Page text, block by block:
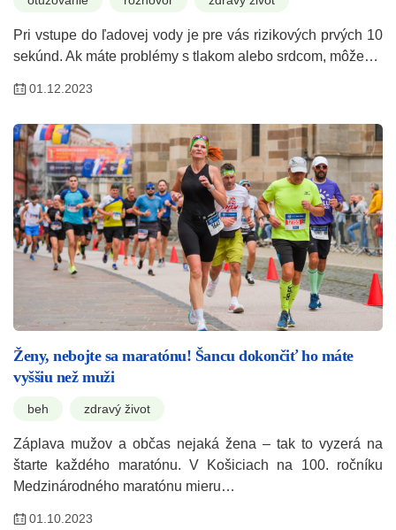
Pri vstupe do ľadovej vody je pre vás rizikových prvých 10
sekúnd. Ak máte problémy s tlakom alebo srdcom, môže…
01.12.2023
Ženy, nebojte sa maratónu! Šancu dokončiť ho máte
vyššiu než muži
beh zdravý život
Záplava mužov a občas nejaká žena – tak to vyzerá na
štarte každého maratónu. V Košiciach na 100. ročníku
Medzinárodného maratónu mieru…
01.10.2023